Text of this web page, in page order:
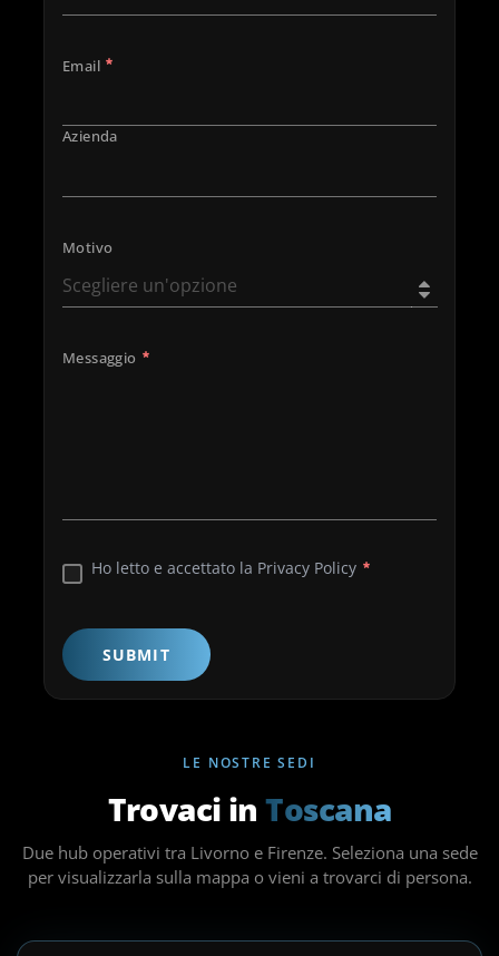
Email
Azienda
Motivo
Messaggio
Ho letto e accettato la Privacy Policy
SUBMIT
LE NOSTRE SEDI
Trovaci in Toscana
Due hub operativi tra Livorno e Firenze. Seleziona una sede
per visualizzarla sulla mappa o vieni a trovarci di persona.